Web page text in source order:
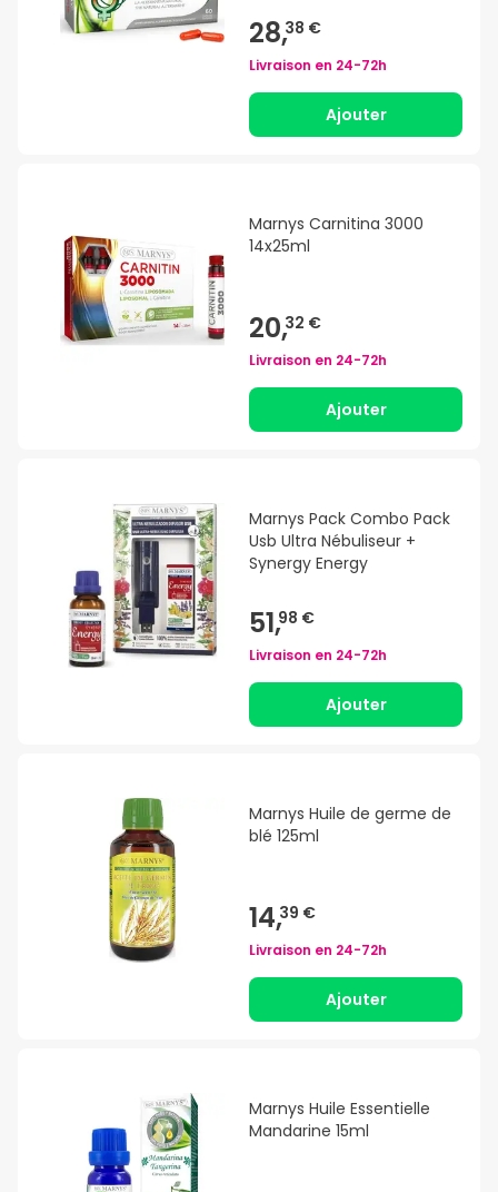
28,38 €
Livraison en 24-72h
Ajouter
Marnys Carnitina 3000
14x25ml
20,32 €
Livraison en 24-72h
Ajouter
Marnys Pack Combo Pack
Usb Ultra Nébuliseur +
Synergy Energy
51,98 €
Livraison en 24-72h
Ajouter
Marnys Huile de germe de
blé 125ml
14,39 €
Livraison en 24-72h
Ajouter
Marnys Huile Essentielle
Mandarine 15ml